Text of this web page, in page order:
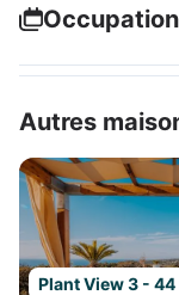
Autres
Plant View 3 - 44